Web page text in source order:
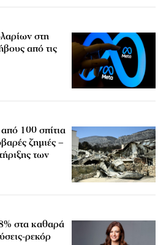
στη
από τις
100 σπίτια
ζημιές –
των
στα καθαρά
ρεκόρ